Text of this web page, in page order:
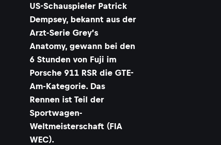
US-Schauspieler Patrick
Dempsey, bekannt aus der
Arzt-Serie Grey’s
Anatomy, gewann bei den
6 Stunden von Fuji im
Porsche 911 RSR die GTE-
Am-Kategorie. Das
Rennen ist Teil der
Sportwagen-
Weltmeisterschaft (FIA
WEC).